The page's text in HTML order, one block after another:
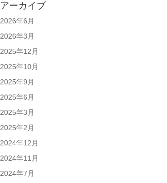
アーカイブ
2026年6月
2026年3月
2025年12月
2025年10月
2025年9月
2025年6月
2025年3月
2025年2月
2024年12月
2024年11月
2024年7月